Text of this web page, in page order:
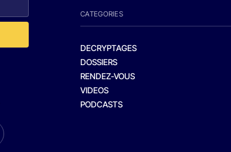
CATEGORIES
DECRYPTAGES
DOSSIERS
RENDEZ-VOUS
VIDEOS
PODCASTS